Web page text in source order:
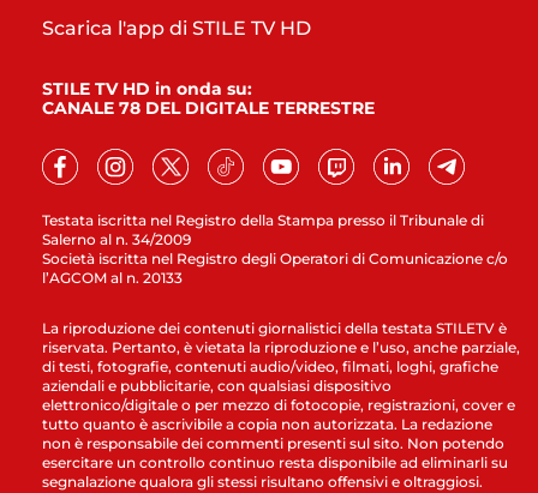
Testata iscritta nel Registro della Stampa presso il Tribunale di
Salerno al n. 34/2009
Società iscritta nel Registro degli Operatori di Comunicazione c/o
l’AGCOM al n. 20133
Scarica l'app di STILE TV HD
STILE TV HD in onda su:
CANALE 78 DEL DIGITALE TERRESTRE
La riproduzione dei contenuti giornalistici della testata STILETV è
riservata. Pertanto, è vietata la riproduzione e l’uso, anche parziale,
di testi, fotografie, contenuti audio/video, filmati, loghi, grafiche
aziendali e pubblicitarie, con qualsiasi dispositivo
elettronico/digitale o per mezzo di fotocopie, registrazioni, cover e
tutto quanto è ascrivibile a copia non autorizzata. La redazione
non è responsabile dei commenti presenti sul sito. Non potendo
esercitare un controllo continuo resta disponibile ad eliminarli su
segnalazione qualora gli stessi risultano offensivi e oltraggiosi.